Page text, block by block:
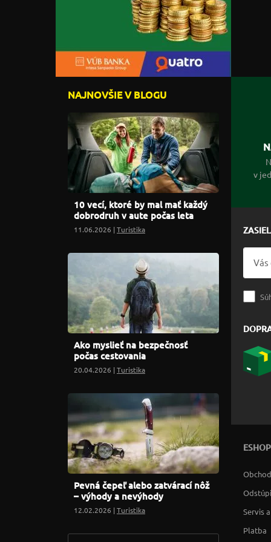
NAJNOVŠIE V BLOGU
10 vecí, ktoré by mal mať každý
dobrodruh v aute počas leta
11.06.2026 |Turistika
Ako myslieť na bezpečnosť
počas cestovania
20.04.2026 |Turistika
Pevná čepeľ alebo zatvárací nôž
– výhody a nevýhody
12.02.2026 |Turistika
v
Servis
Platba